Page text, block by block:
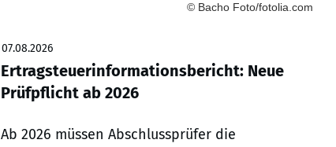
© Bacho Foto/fotolia.com
07.08.2026
Ertragsteuerinformationsbericht: Neue
Prüfpflicht ab 2026
Ab 2026 müssen Abschlussprüfer die